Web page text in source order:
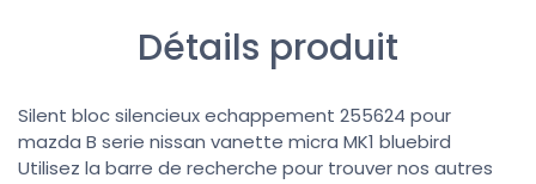
Détails produit
Silent bloc silencieux echappement 255624 pour
mazda B serie nissan vanette micra MK1 bluebird
Utilisez la barre de recherche pour trouver nos autres